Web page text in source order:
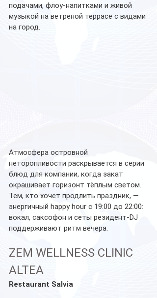
подачами, флоу-напитками и живой
музыкой на ветреной террасе с видами
на город.
Атмосфера островной
неторопливости раскрывается в серии
блюд для компании, когда закат
окрашивает горизонт тёплым светом.
Тем, кто хочет продлить праздник, —
энергичный happy hour с 19:00 до 22:00:
вокал, саксофон и сеты резидент-DJ
поддерживают ритм вечера.
ZEM WELLNESS CLINIC
ALTEA
Restaurant Salvia